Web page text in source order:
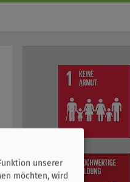
unserer
möchten, wird